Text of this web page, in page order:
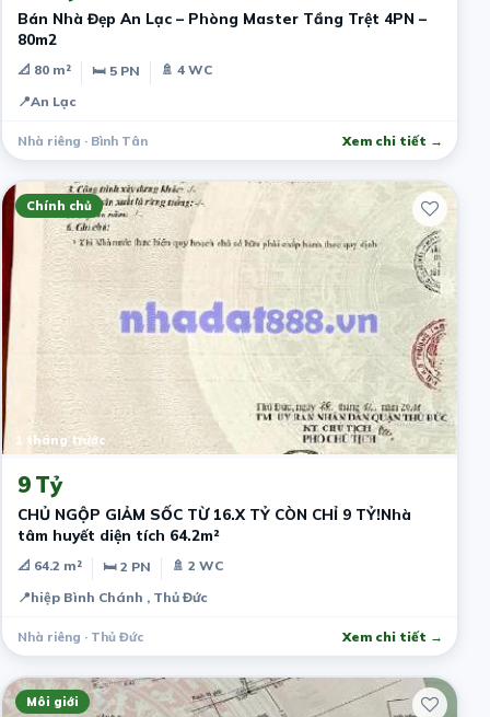
Bán Nhà Đẹp An Lạc – Phòng Master Tầng Trệt 4PN –
80m2
📐 80 m² 🛏 5 PN
🚿 4 WC
📍An Lạc
Nhà riêng · Bình Tân Xem chi tiết →
Chính chủ
1 tháng trước
9 Tỷ
CHỦ NGỘP GIẢM SỐC TỪ 16.X TỶ CÒN CHỈ 9 TỶ!Nhà
tâm huyết diện tích 64.2m²
📐 64.2 m² 🛏 2 PN
🚿 2 WC
📍hiệp Bình Chánh , Thủ Đức
Nhà riêng · Thủ Đức Xem chi tiết →
Môi giới